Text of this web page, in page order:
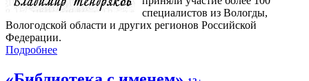
специалистов из Вологды,
Вологодской области и других регионов Российской
Федерации.
Подробнее